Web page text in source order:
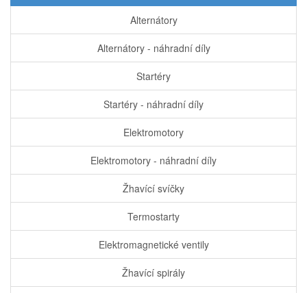
Alternátory
Alternátory - náhradní díly
Startéry
Startéry - náhradní díly
Elektromotory
Elektromotory - náhradní díly
Žhavící svíčky
Termostarty
Elektromagnetické ventily
Žhavící spirály